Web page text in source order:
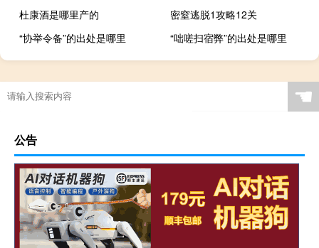
杜康酒是哪里产的
密窒逃脱1攻略12关
“协举令备”的出处是哪里
“咄嗟扫宿弊”的出处是哪里
☚
公告